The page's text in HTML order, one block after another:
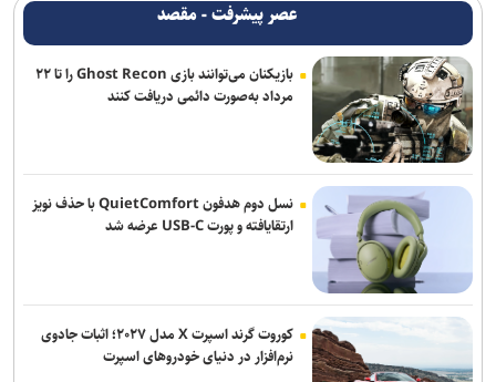
عصر پیشرفت - مقصد
بازیکنان می‌توانند بازی Ghost Recon را تا ۲۲
مرداد به‌صورت دائمی دریافت کنند
نسل دوم هدفون QuietComfort با حذف نویز
ارتقایافته و پورت USB-C عرضه شد
کوروت گرند اسپرت X مدل ۲۰۲۷؛ اثبات جادوی
نرم‌افزار در دنیای خودروهای اسپرت